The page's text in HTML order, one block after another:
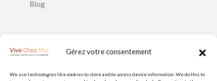
Gérez votre consentement
We use technologies like cookies to store and/or access device information. We do this to
Blog